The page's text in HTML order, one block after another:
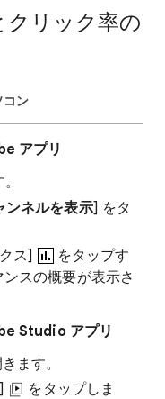
リック率の
コン
アプリ
ンネルを表示] をタ
ス]
をタップす
スの概要が表示さ
Studio アプリ
ます。
]
をタップしま